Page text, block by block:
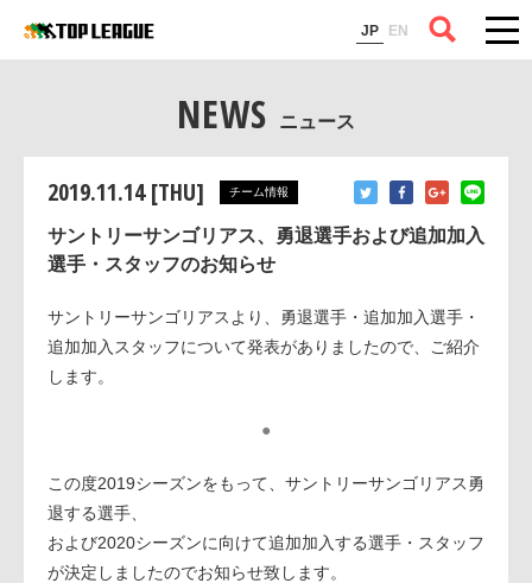
JP EN
コラム
NEWS ニュース
2019.11.14 [THU] チーム情報
サントリーサンゴリアス、勇退選手および追加加入
選手・スタッフのお知らせ
サントリーサンゴリアスより、勇退選手・追加加入選手・
追加加入スタッフについて発表がありましたので、ご紹介
します。
●
この度2019シーズンをもって、サントリーサンゴリアス勇
退する選手、
および2020シーズンに向けて追加加入する選手・スタッフ
が決定しましたのでお知らせ致します。